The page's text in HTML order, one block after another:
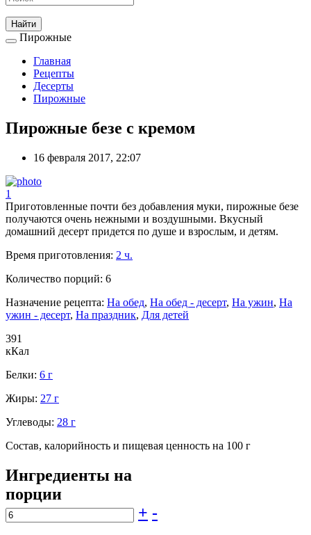
Пирожные
Главная
Рецепты
Десерты
Пирожные
Пирожные безе с кремом
16 февраля 2017, 22:07
1
Приготовленные почти без добавления муки, пирожные безе
получаются очень нежными и воздушными. Вкусный
домашний десерт придется по душе и взрослым, и детям.
Время приготовления: 2 ч.
Количество порций: 6
Назначение рецепта: На обед, На обед - десерт, На ужин, На
ужин - десерт, На праздник, Для детей
391
кКал
Белки: 6 г
Жиры: 27 г
Углеводы: 28 г
Состав, калорийность и пищевая ценность на 100 г
Ингредиенты на
порции
+ -